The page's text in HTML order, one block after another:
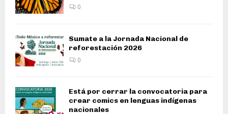
0
Sumate a la Jornada Nacional de
reforestación 2026
0
Está por cerrar la convocatoria para
crear comics en lenguas indígenas
nacionales